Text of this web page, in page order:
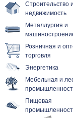
Строительство и
недвижимость
Металлургия и
Розничная и
торговля
Энергетика
Мебельная и
Пищевая